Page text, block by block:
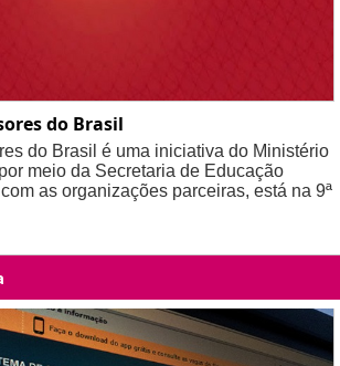
do Brasil
do Brasil é uma iniciativa do Ministério
meio da Secretaria de Educação
as organizações parceiras, está na 9ª